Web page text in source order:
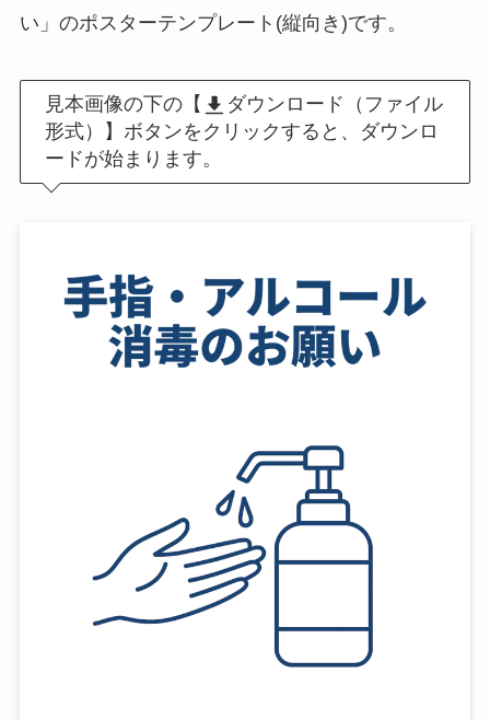
い」のポスターテンプレート(縦向き)です。
見本画像の下の【
ダウンロード（ファイル
形式）】ボタンをクリックすると、ダウンロ
ードが始まります。